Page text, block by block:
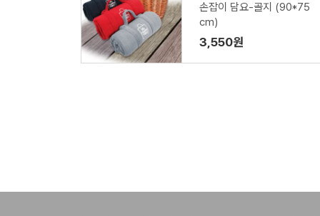
손잡이 담요-골지 (90*75
cm)
3,550원